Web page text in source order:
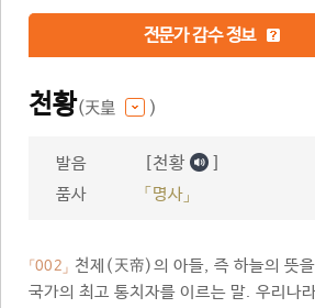
전문가 감수 정보
천황(天皇 )
발음 [천황 ]
품사 「명사」
「002」 천제(天帝)의 아들, 즉 하늘의 뜻
국가의 최고 통치자를 이르는 말. 우리나